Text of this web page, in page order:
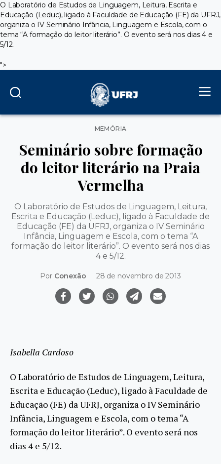
O Laboratório de Estudos de Linguagem, Leitura, Escrita e
Educação (Leduc), ligado à Faculdade de Educação (FE) da UFRJ,
organiza o IV Seminário Infância, Linguagem e Escola, com o
tema “A formação do leitor literário”. O evento será nos dias 4 e
5/12.
">
Categorias
MEMÓRIA
Seminário sobre formação
do leitor literário na Praia
Vermelha
O Laboratório de Estudos de Linguagem, Leitura,
Escrita e Educação (Leduc), ligado à Faculdade de
Educação (FE) da UFRJ, organiza o IV Seminário
Infância, Linguagem e Escola, com o tema “A
formação do leitor literário”. O evento será nos dias
4 e 5/12.
Por Conexão 28 de novembro de 2013
Isabella Cardoso
O Laboratório de Estudos de Linguagem, Leitura,
Escrita e Educação (Leduc), ligado à Faculdade de
Educação (FE) da UFRJ, organiza o IV Seminário
Infância, Linguagem e Escola, com o tema “A
formação do leitor literário”. O evento será nos
dias 4 e 5/12.